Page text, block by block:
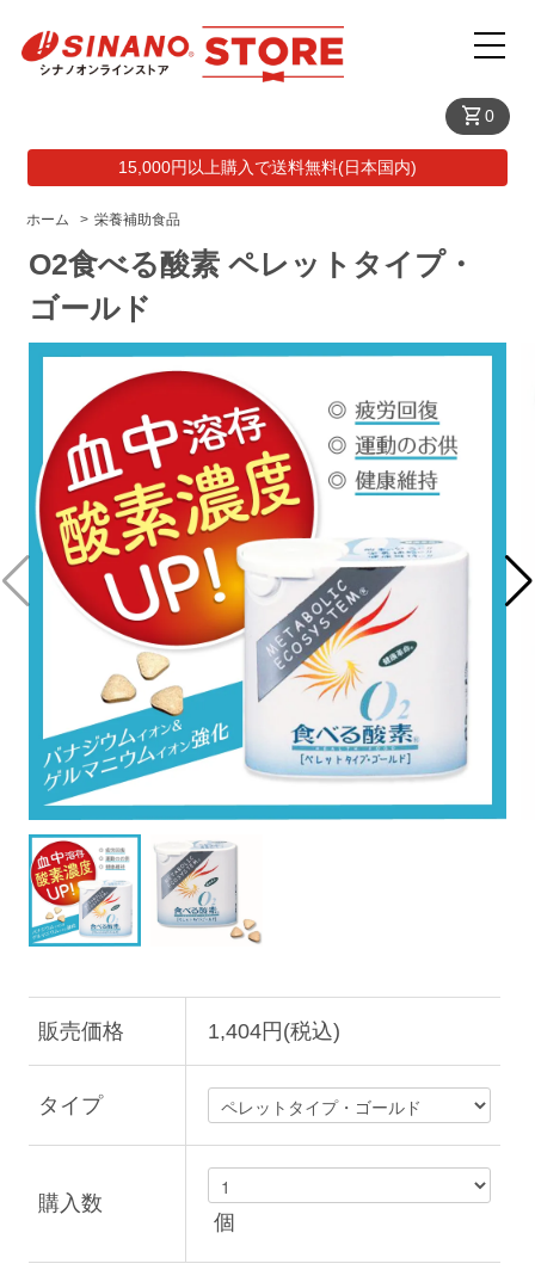
shopping_cart0
15,000円以上購入で送料無料(日本国内)
ホーム > 栄養補助食品
O2食べる酸素 ペレットタイプ・
ゴールド
販売価格 1,404円(税込)
タイプ
購入数
個